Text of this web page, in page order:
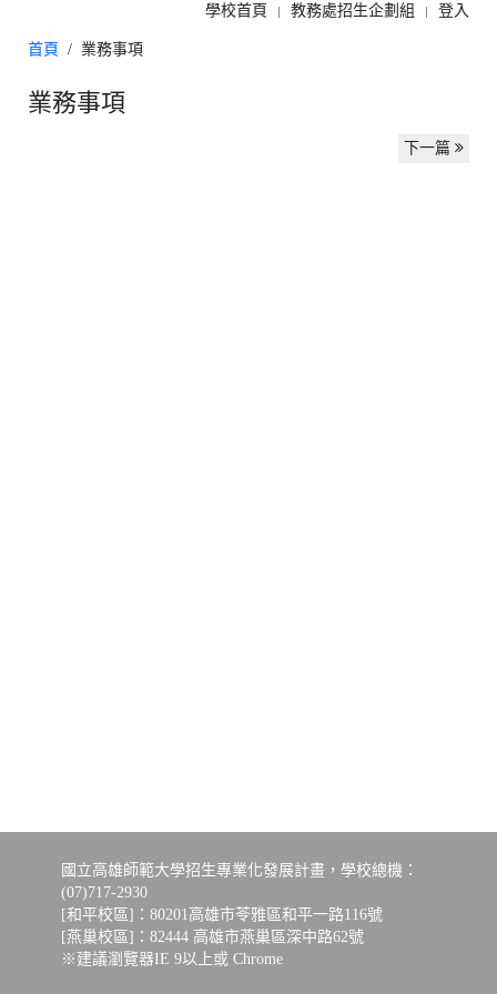
學校首頁 教務處招生企劃組 登入
首頁 業務事項
業務事項
下一篇
國立高雄師範大學招生專業化發展計畫，學校總機：
(07)717-2930
[和平校區]：80201高雄市苓雅區和平一路116號
[燕巢校區]：82444 高雄市燕巢區深中路62號
※建議瀏覽器IE 9以上或 Chrome